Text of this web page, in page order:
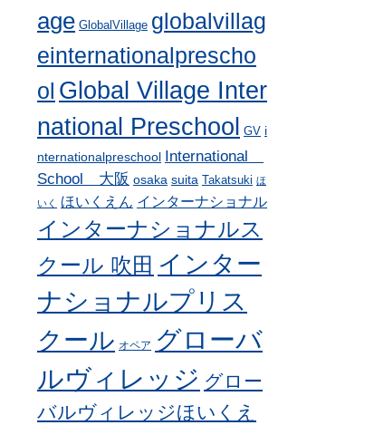
age GlobalVillage globalvillag
einternationalprescho
ol Global Village Inter
national Preschool GV i
nternationalpreschool International
School 大阪 osaka suita Takatsuki ほ
いく ほいくえん インターナショナル
インターナショナルス
クール 吹田 インター
ナショナルプリス
クール オペア グローバ
ルヴィレッジ グロー
バルヴィレッジほいくえ